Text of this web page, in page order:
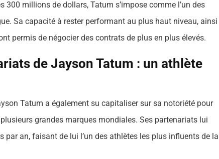
300 millions de dollars, Tatum s’impose comme l’un des
Sa capacité à rester performant au plus haut niveau, ainsi
permis de négocier des contrats de plus en plus élevés.
de Jayson Tatum : un athlète
Tatum a également su capitaliser sur sa notoriété pour
grandes marques mondiales. Ses partenariats lui
an, faisant de lui l’un des athlètes les plus influents de la